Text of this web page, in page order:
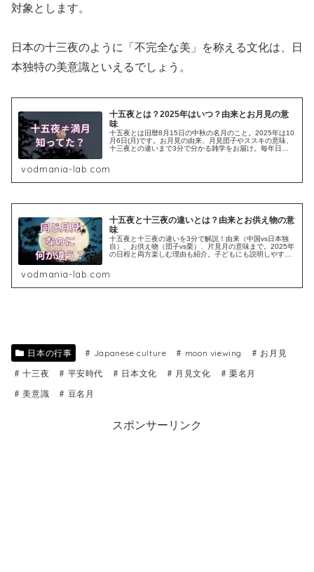
対象とします。
日本の十三夜のように「不完全な美」を称える文化は、日
本独特の美意識といえるでしょう。
十五夜とは？2025年はいつ？由来とお月見の意
味
十五夜とは旧暦8月15日の中秋の名月のこと。2025年は10
月6日(月)です。お月見の由来、月見団子やススキの意味、
十三夜との違いまで3分で分かる雑学をお届け。毎年日付
vodmania-lab.com
十五夜と十三夜の違いとは？由来とお供え物の意
味
十五夜と十三夜の違いを3分で解説！由来（中国vs日本独
自）、お供え物（団子vs栗）、片見月の意味まで。2025年
の日程と両方楽しむ理由も紹介。子どもにも説明しやすい
vodmania-lab.com
日本の行事 Japanese culture moon viewing
お月見
十三夜
平安時代 日本文化 月見文化
栗名月
美意識
豆名月
スポンサーリンク